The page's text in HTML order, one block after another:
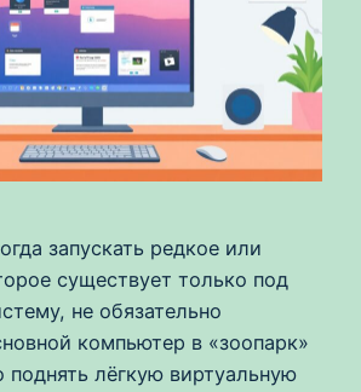
запускать редкое или
существует только под
не обязательно
компьютер в «зоопарк»
лёгкую виртуальную